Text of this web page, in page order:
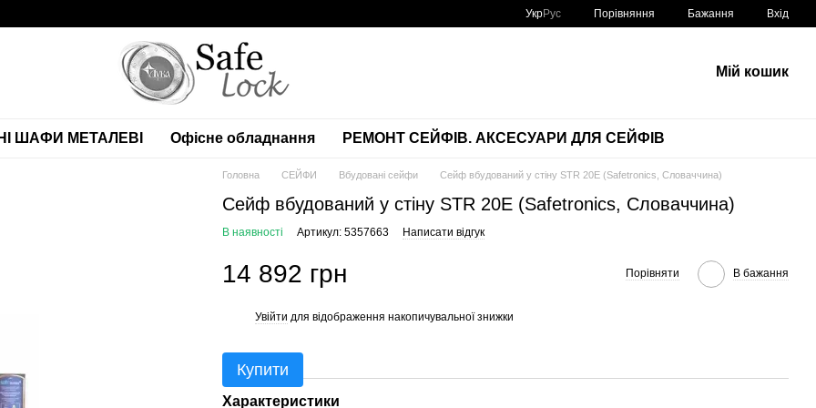
УкрРус Порівняння Бажання Вхід
Мій кошик
ШАФИ МЕТАЛЕВІ Офісне обладнання РЕМОНТ СЕЙФІВ. АКСЕСУАРИ ДЛЯ СЕЙФІВ
Головна СЕЙФИ Вбудовані сейфи Сейф вбудований у стіну STR 20Е (Safetronics, Словаччина)
Сейф вбудований у стіну STR 20Е (Safetronics, Словаччина)
В наявності Артикул: 5357663 Написати відгук
14 892 грн Порівняти В бажання
Увійти для відображення накопичувальної знижки
Купити
Характеристики